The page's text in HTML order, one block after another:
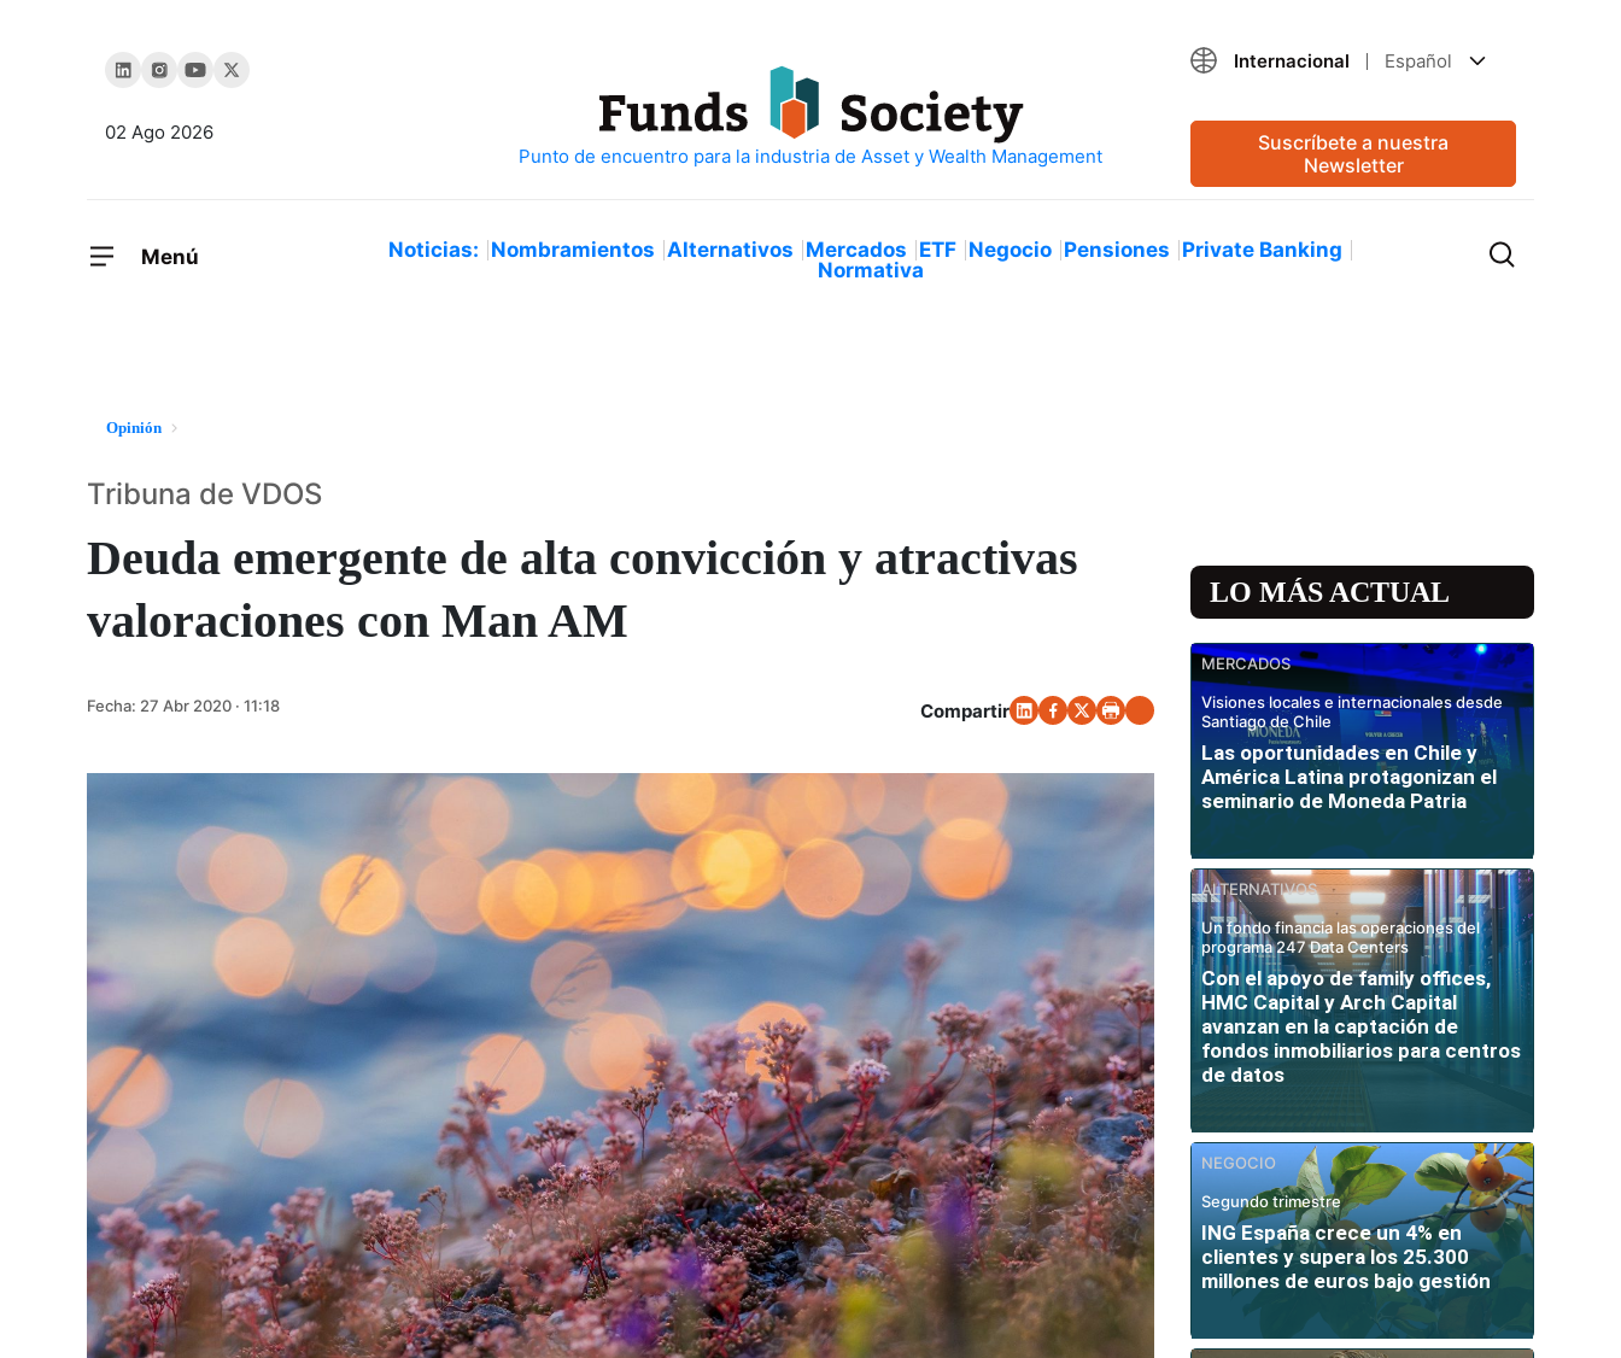
02 Ago 2026
Internacional Español
Suscríbete a nuestra
Newsletter
Menú Noticias: Nombramientos Alternativos Mercados ETF Negocio Pensiones Private Banking
Normativa
Opinión
Deuda emergente de alta convicción y atractivas
valoraciones con Man AM
Tribuna de VDOS
Fecha: 27 Abr 2020 · 11:18 Compartir
LO MÁS ACTUAL
MERCADOS
Visiones locales e internacionales desde
Santiago de Chile
Las oportunidades en Chile y
América Latina protagonizan el
seminario de Moneda Patria
ALTERNATIVOS
Un fondo financia las operaciones del
programa 247 Data Centers
Con el apoyo de family offices,
HMC Capital y Arch Capital
avanzan en la captación de
fondos inmobiliarios para centros
de datos
NEGOCIO
Segundo trimestre
ING España crece un 4% en
clientes y supera los 25.300
millones de euros bajo gestión